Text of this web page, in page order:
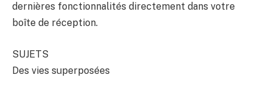
dernières fonctionnalités directement dans votre
boîte de réception.
SUJETS
Des vies superposées